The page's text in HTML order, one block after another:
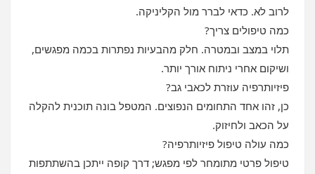
לרוב לא. כדאי לברר מול הקליניקה.
כמה טיפולים צריך?
תלוי במצב ובמטרה. חלק מהבעיות נפתרות בכמה מפגשים,
ושיקום אחרי ניתוח אורך יותר.
פיזיותרפיה עוזרת לכאבי גב?
כן, זהו אחד התחומים הנפוצים. המטפל בונה תוכנית להקלה
על הכאב ולחיזוק.
כמה עולה טיפול פיזיותרפיה?
טיפול פרטי מתומחר לפי מפגש; דרך קופה ייתכן בהשתתפות